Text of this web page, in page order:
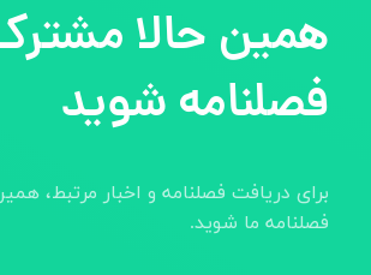
همین حالا
فصلنامه شوید
برای دریافت فصلنامه و اخبار مرتبط،
فصلنامه ما شوید.